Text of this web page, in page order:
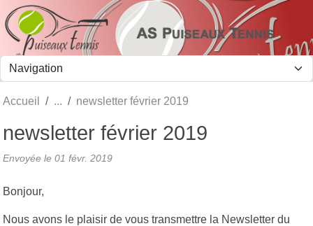
Accueil newsletter février 2019
newsletter février 2019
Envoyée le 01 févr. 2019
Bonjour,
Nous avons le plaisir de vous transmettre la Newsletter du
Panneau de gestion des cookies